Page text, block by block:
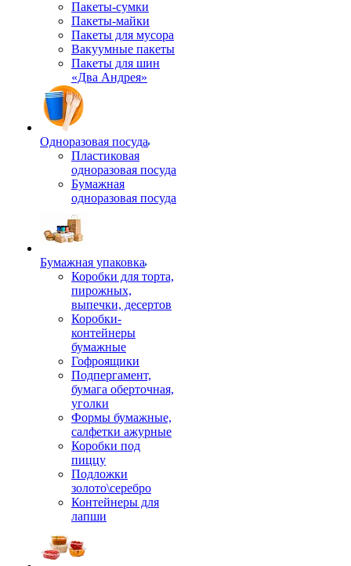
Пакеты-сумки
Пакеты-майки
Пакеты для мусора
Вакуумные пакеты
Пакеты для шин
«Два Андрея»
Одноразовая посуда
Пластиковая
одноразовая посуда
Бумажная
одноразовая посуда
Бумажная упаковка
Коробки для торта,
пирожных,
выпечки, десертов
Коробки-
контейнеры
бумажные
Гофроящики
Подпергамент,
бумага оберточная,
уголки
Формы бумажные,
салфетки ажурные
Коробки под
пиццу
Подложки
золото\серебро
Контейнеры для
лапши